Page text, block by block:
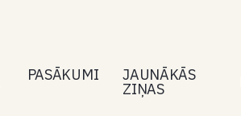
PASĀKUMI JAUNĀKĀS
ZIŅAS